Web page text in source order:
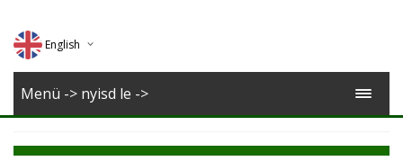
English
Deutsch
Menü -> nyisd le ->